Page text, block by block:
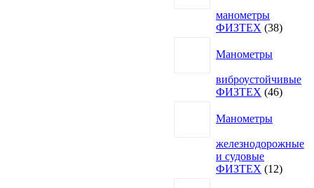
манометры
ФИЗТЕХ 3838
Манометры
виброустойчивые
ФИЗТЕХ 4646
Манометры
железнодорожные
и судовые
ФИЗТЕХ
1212